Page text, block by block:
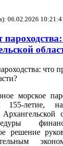
06.02.2026
морское
летие,
решение